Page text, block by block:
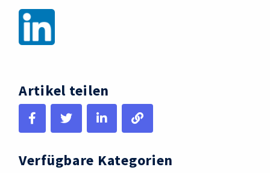
Artikel teilen
Verfügbare Kategorien